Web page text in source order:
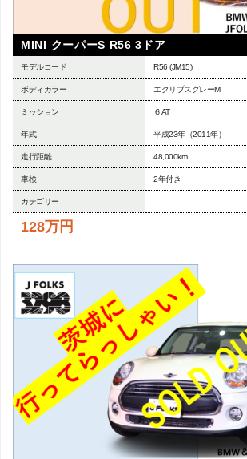
MINI クーパーS R56 3ドア
モデルコード R56 (JM15)
ボディカラー エクリプスグレーM
ミッション ６AT
年式 平成23年（2011年）
走行距離 48,000km
車検 2年付き
カテゴリー
128万円